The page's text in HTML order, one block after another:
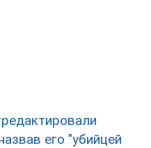
его "убийцей